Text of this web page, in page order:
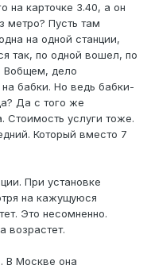
на карточке 3.40, а он
метро? Пусть там
на одной станции,
так, по одной вошел, по
Вобщем, дело
бабки. Но ведь бабки-
Да с того же
Стоимость услуги тоже.
Который вместо 7
При установке
на кажущуюся
Это несомненно.
возрастет.
В Москве она